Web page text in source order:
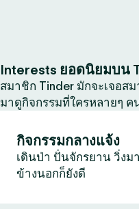
Interests ยอดนิยมบน
สมาชิก Tinder มักจะเจอส
มาดูกิจกรรมที่ใครหลายๆ ค
กิจกรรมกลางแจ้ง
เดินป่า ปั่นจักรยาน วิ่งม
ข้างนอกก็ยังดี